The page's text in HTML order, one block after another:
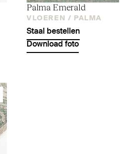
Palma Emerald
VLOEREN / PALMA
Staal bestellen
Download foto